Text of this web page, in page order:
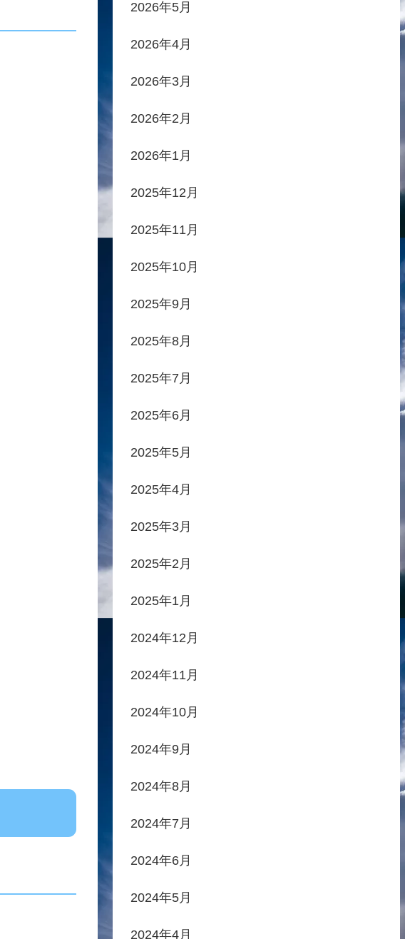
2026年5月
2026年4月
2026年3月
2026年2月
2026年1月
2025年12月
2025年11月
2025年10月
2025年9月
2025年8月
2025年7月
2025年6月
2025年5月
2025年4月
2025年3月
2025年2月
2025年1月
2024年12月
2024年11月
2024年10月
2024年9月
2024年8月
2024年7月
2024年6月
2024年5月
2024年4月